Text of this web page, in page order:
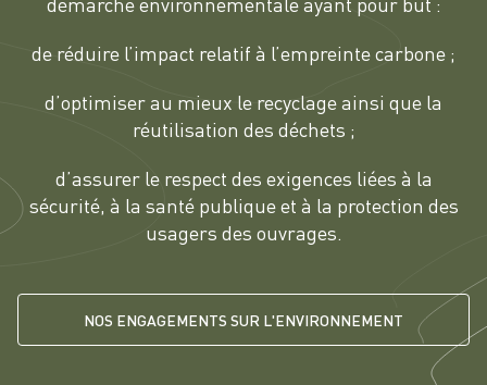
de réduire l’impact relatif à l’empreinte carbone ;
d’optimiser au mieux le recyclage ainsi que la
réutilisation des déchets ;
d’assurer le respect des exigences liées à la
sécurité, à la santé publique et à la protection des
usagers des ouvrages.
NOS ENGAGEMENTS SUR L'ENVIRONNEMENT